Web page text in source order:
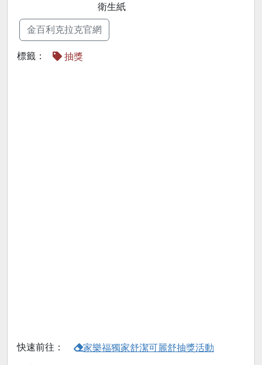
衛生紙
金百利克拉克官網
標籤： 抽獎
快速前往： 家樂福獨家舒潔可麗舒抽獎活動